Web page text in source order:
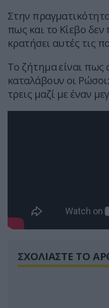
Στην
πως και το Κίεβο δεν
κρατήσει αυτές τις
Το ζήτημα είναι πως
καταλάβουν οι
τρεις μαζί με έναν
ΣΧΟΛΙΑΣΤΕ ΤΟ